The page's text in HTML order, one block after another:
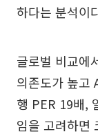
하다는 분석이
글로벌 비교에
의존도가 높고
행 PER 19배,
임을 고려하면